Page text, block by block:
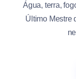
Água, terra,
Último Mestre